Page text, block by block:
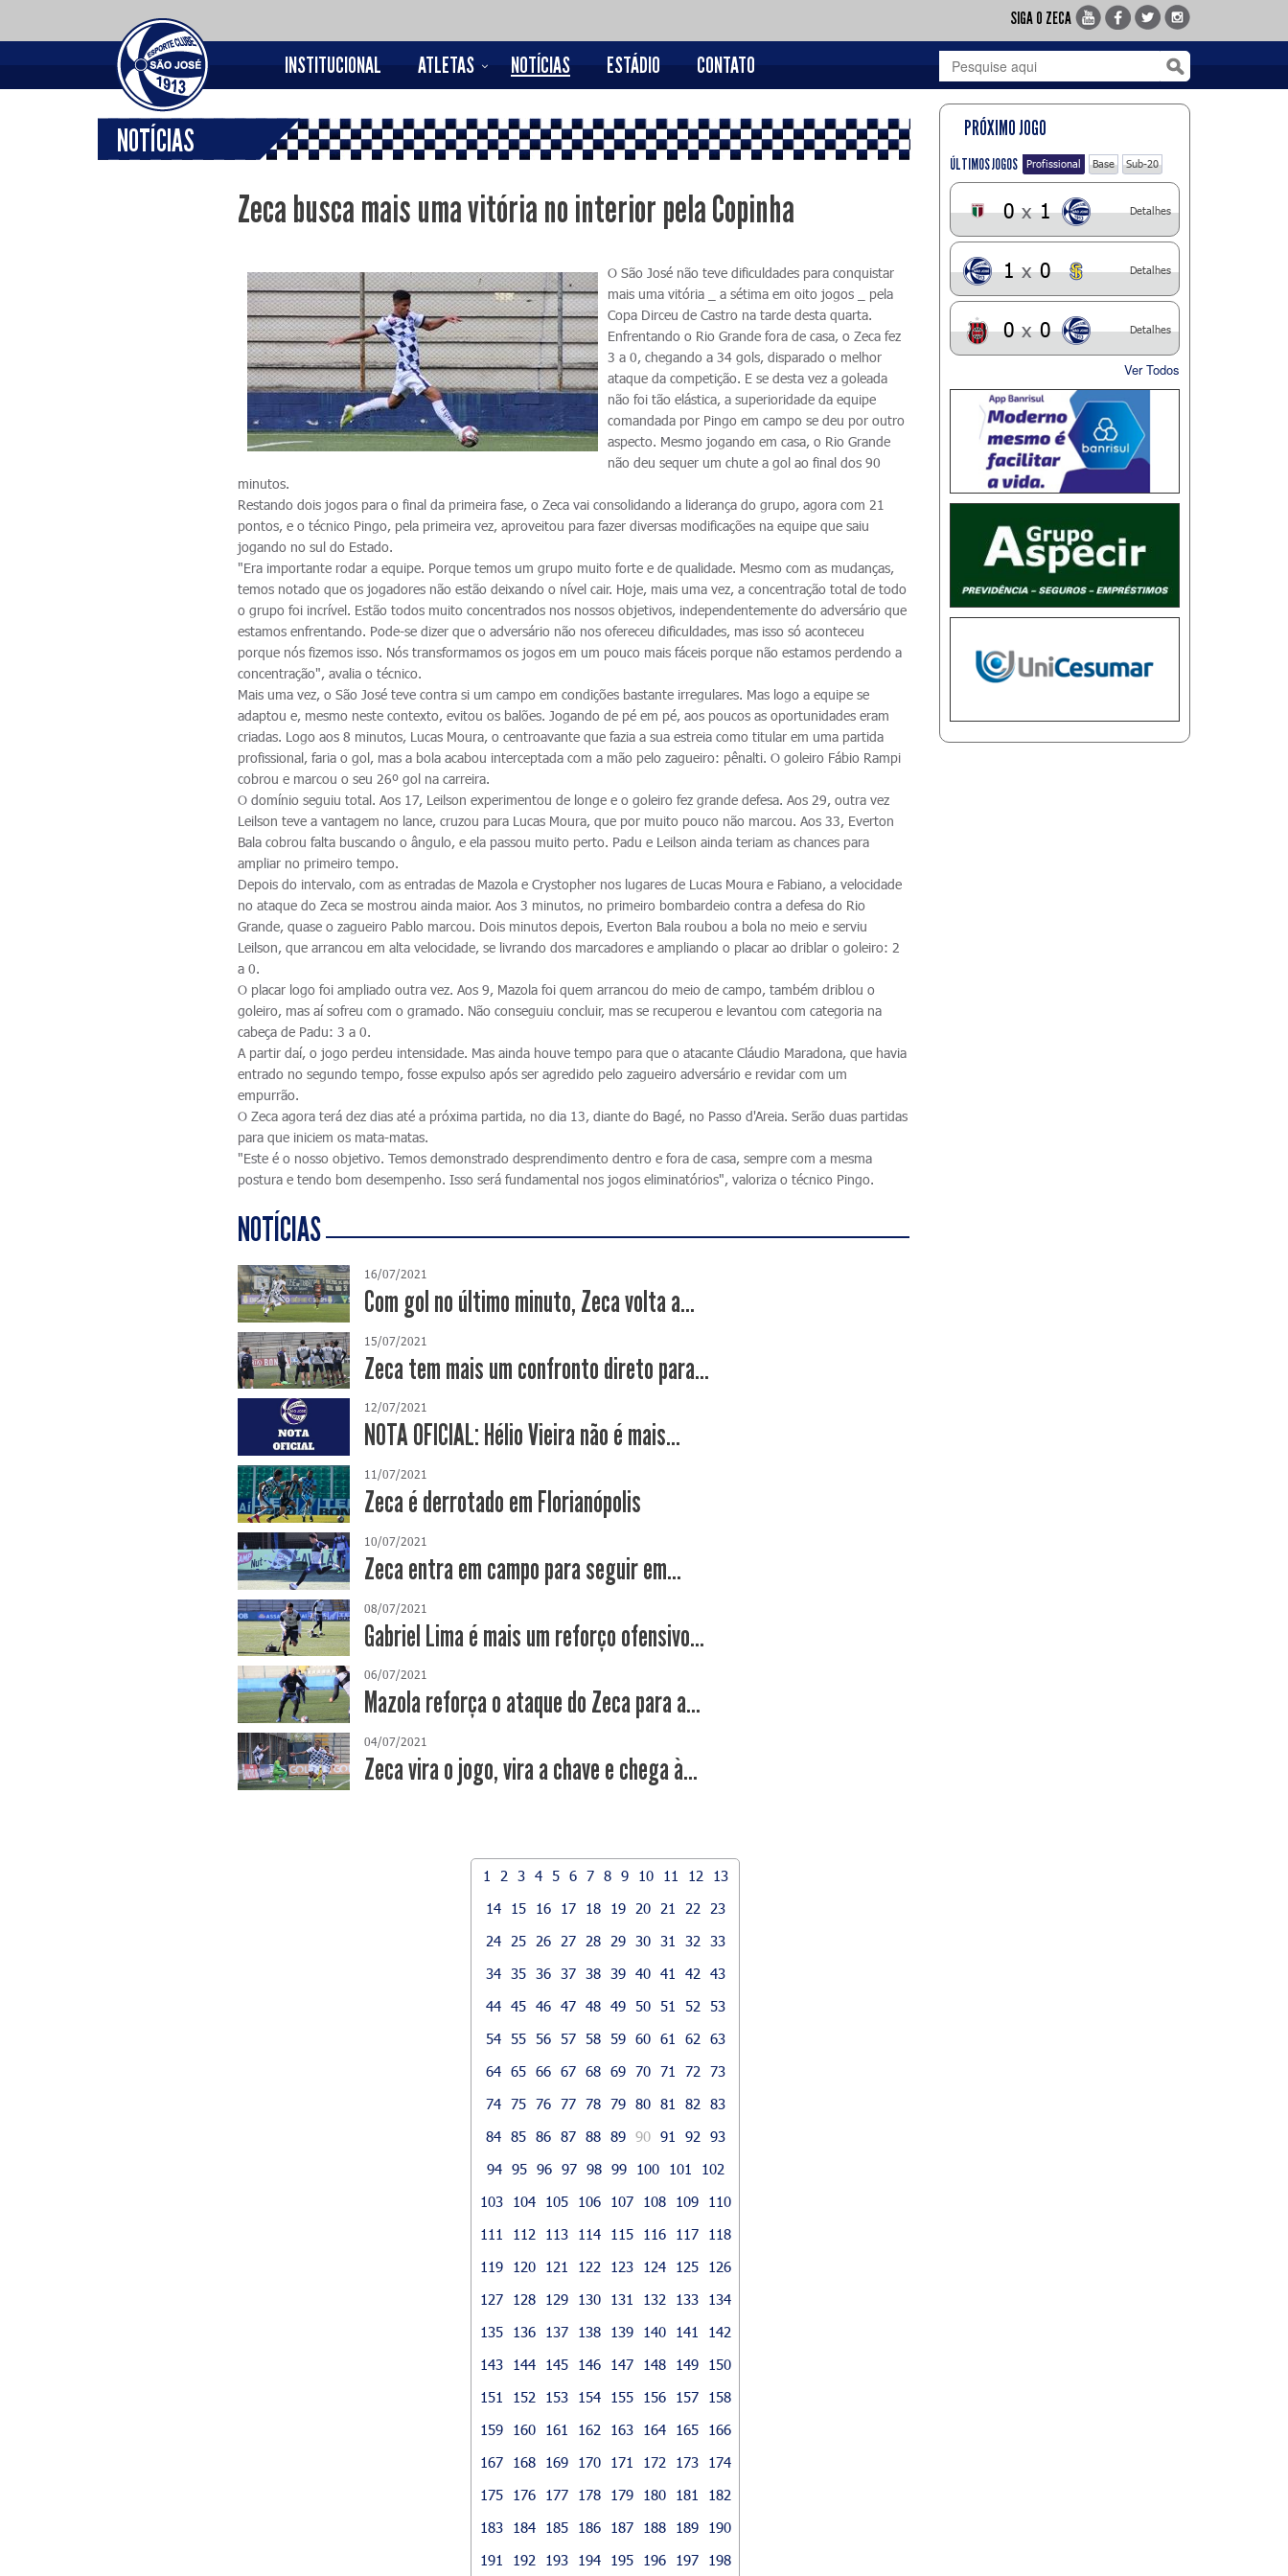
SIGA O ZECA
INSTITUCIONAL ATLETAS NOTÍCIAS ESTÁDIO CONTATO
NOTÍCIAS
Zeca busca mais uma vitória no interior pela Copinha
O São José não teve dificuldades para conquistar
mais uma vitória _ a sétima em oito jogos _ pela
Copa Dirceu de Castro na tarde desta quarta.
Enfrentando o Rio Grande fora de casa, o Zeca fez
3 a 0, chegando a 34 gols, disparado o melhor
ataque da competição. E se desta vez a goleada
não foi tão elástica, a superioridade da equipe
comandada por Pingo em campo se deu por outro
aspecto. Mesmo jogando em casa, o Rio Grande
não deu sequer um chute a gol ao final dos 90
minutos.
Restando dois jogos para o final da primeira fase, o Zeca vai consolidando a liderança do grupo, agora com 21
pontos, e o técnico Pingo, pela primeira vez, aproveitou para fazer diversas modificações na equipe que saiu
jogando no sul do Estado.
"Era importante rodar a equipe. Porque temos um grupo muito forte e de qualidade. Mesmo com as mudanças,
temos notado que os jogadores não estão deixando o nível cair. Hoje, mais uma vez, a concentração total de todo
o grupo foi incrível. Estão todos muito concentrados nos nossos objetivos, independentemente do adversário que
estamos enfrentando. Pode-se dizer que o adversário não nos ofereceu dificuldades, mas isso só aconteceu
porque nós fizemos isso. Nós transformamos os jogos em um pouco mais fáceis porque não estamos perdendo a
concentração", avalia o técnico.
Mais uma vez, o São José teve contra si um campo em condições bastante irregulares. Mas logo a equipe se
adaptou e, mesmo neste contexto, evitou os balões. Jogando de pé em pé, aos poucos as oportunidades eram
criadas. Logo aos 8 minutos, Lucas Moura, o centroavante que fazia a sua estreia como titular em uma partida
profissional, faria o gol, mas a bola acabou interceptada com a mão pelo zagueiro: pênalti. O goleiro Fábio Rampi
cobrou e marcou o seu 26º gol na carreira.
O domínio seguiu total. Aos 17, Leilson experimentou de longe e o goleiro fez grande defesa. Aos 29, outra vez
Leilson teve a vantagem no lance, cruzou para Lucas Moura, que por muito pouco não marcou. Aos 33, Everton
Bala cobrou falta buscando o ângulo, e ela passou muito perto. Padu e Leilson ainda teriam as chances para
ampliar no primeiro tempo.
Depois do intervalo, com as entradas de Mazola e Crystopher nos lugares de Lucas Moura e Fabiano, a velocidade
no ataque do Zeca se mostrou ainda maior. Aos 3 minutos, no primeiro bombardeio contra a defesa do Rio
Grande, quase o zagueiro Pablo marcou. Dois minutos depois, Everton Bala roubou a bola no meio e serviu
Leilson, que arrancou em alta velocidade, se livrando dos marcadores e ampliando o placar ao driblar o goleiro: 2
a 0.
O placar logo foi ampliado outra vez. Aos 9, Mazola foi quem arrancou do meio de campo, também driblou o
goleiro, mas aí sofreu com o gramado. Não conseguiu concluir, mas se recuperou e levantou com categoria na
cabeça de Padu: 3 a 0.
A partir daí, o jogo perdeu intensidade. Mas ainda houve tempo para que o atacante Cláudio Maradona, que havia
entrado no segundo tempo, fosse expulso após ser agredido pelo zagueiro adversário e revidar com um
empurrão.
O Zeca agora terá dez dias até a próxima partida, no dia 13, diante do Bagé, no Passo d'Areia. Serão duas partidas
para que iniciem os mata-matas.
"Este é o nosso objetivo. Temos demonstrado desprendimento dentro e fora de casa, sempre com a mesma
postura e tendo bom desempenho. Isso será fundamental nos jogos eliminatórios", valoriza o técnico Pingo.
NOTÍCIAS
16/07/2021
Com gol no último minuto, Zeca volta a...
15/07/2021
Zeca tem mais um confronto direto para...
12/07/2021
NOTA OFICIAL: Hélio Vieira não é mais...
11/07/2021
Zeca é derrotado em Florianópolis
10/07/2021
Zeca entra em campo para seguir em...
08/07/2021
Gabriel Lima é mais um reforço ofensivo...
06/07/2021
Mazola reforça o ataque do Zeca para a...
04/07/2021
Zeca vira o jogo, vira a chave e chega à...
1 2 3 4 5 6 7 8 9 10 11 12
13
14
15 16 17 18 19 20 21 22
23
24
25 26 27 28 29 30 31 32
33
34 35 36 37 38 39 40 41 42
43
44 45 46 47 48 49 50 51 52
53
54 55 56 57 58 59 60 61 62
63
64 65 66 67 68 69 70 71 72
73
74 75 76 77 78 79 80 81 82
83
84 85 86 87 88 89 90 91 92
93
94 95 96 97 98 99 100 101
102
103
104 105 106 107 108 109
110
111
112 113 114 115 116 117
118
119
120 121 122 123 124 125
126
127
128 129 130 131 132 133
134
135
136 137 138 139 140 141
142
143
144 145 146 147 148 149
150
151
152 153 154 155 156 157
158
159
160 161 162 163 164 165
166
167
168 169 170 171 172 173
174
175
176 177 178 179 180 181
182
183
184 185 186 187 188 189
190
191
192 193 194 195 196 197
198
PRÓXIMO JOGO
ÚLTIMOS JOGOS Profissional Base Sub-20
0 x 1 Detalhes
1 x 0 Detalhes
0 x 0 Detalhes
Ver Todos